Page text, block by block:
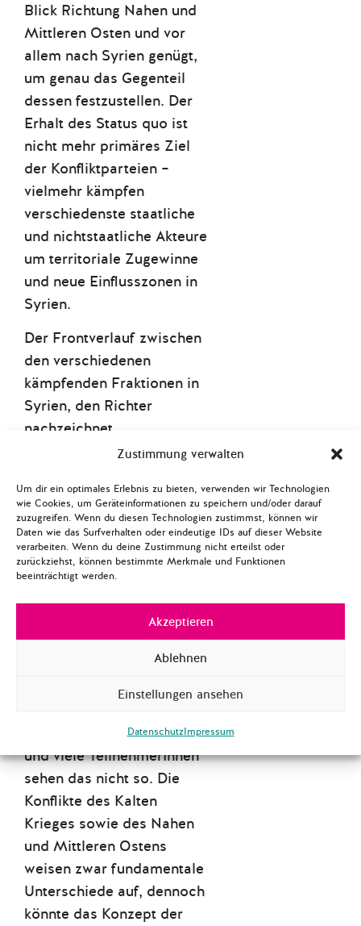
Zustimmung verwalten
Um dir ein optimales Erlebnis zu bieten, verwenden wir Technologien
wie Cookies, um Geräteinformationen zu speichern und/oder darauf
zuzugreifen. Wenn du diesen Technologien zustimmst, können wir
Daten wie das Surfverhalten oder eindeutige IDs auf dieser Website
verarbeiten. Wenn du deine Zustimmung nicht erteilst oder
zurückziehst, können bestimmte Merkmale und Funktionen
beeinträchtigt werden.
Akzeptieren
Ablehnen
Einstellungen ansehen
DatenschutzImpressum
Blick Richtung Nahen und
Mittleren Osten und vor
allem nach Syrien genügt,
um genau das Gegenteil
dessen festzustellen. Der
Erhalt des Status quo ist
nicht mehr primäres Ziel
der Konfliktparteien –
vielmehr kämpfen
verschiedenste staatliche
und nichtstaatliche Akteure
um territoriale Zugewinne
und neue Einflusszonen in
Syrien.
Der Frontverlauf zwischen
den verschiedenen
kämpfenden Fraktionen in
Syrien, den Richter
nachzeichnet,
veranschaulicht die
blutigen Bürgerkriegs und
lässt die TeilnehmerInnen
nachdenklich zurück.
Jegliche rasche Befriedung
des Konflikts scheint in
weiter Ferne.
Kann der KSZE-Prozess
Modellcharakter für den
haben? Wolfgang Richter
und viele TeilnehmerInnen
sehen das nicht so. Die
Konflikte des Kalten
Krieges sowie des Nahen
und Mittleren Ostens
weisen zwar fundamentale
Unterschiede auf, dennoch
könnte das Konzept der